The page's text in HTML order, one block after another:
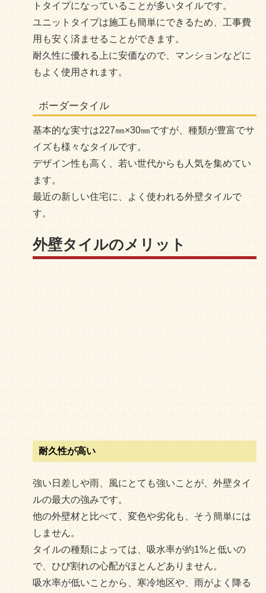
トタイプになっていることが多いタイルです。
ユニットタイプは施工も簡単にできるため、工事費
用も安く済ませることができます。
耐久性に優れる上に安価なので、マンションなどに
もよく使用されます。
ボーダータイル
基本的な実寸は227㎜×30㎜ですが、種類が豊富でサ
イズも様々なタイルです。
デザイン性も高く、若い世代からも人気を集めてい
ます。
最近の新しい住宅に、よく使われる外壁タイルで
す。
外壁タイルのメリット
耐久性が高い
強い日差しや雨、風にとても強いことが、外壁タイ
ルの最大の強みです。
他の外壁材と比べて、変色や劣化も、そう簡単には
しません。
タイルの種類によっては、吸水率が約1%と低いの
で、ひび割れの心配がほとんどありません。
吸水率が低いことから、寒冷地区や、雨がよく降る